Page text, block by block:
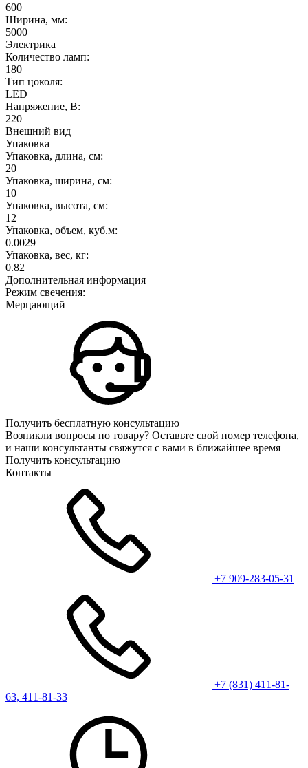
600
Ширина, мм:
5000
Электрика
Количество ламп:
180
Тип цоколя:
LED
Напряжение, В:
220
Внешний вид
Упаковка
Упаковка, длина, см:
20
Упаковка, ширина, см:
10
Упаковка, высота, см:
12
Упаковка, объем, куб.м:
0.0029
Упаковка, вес, кг:
0.82
Дополнительная информация
Режим свечения:
Мерцающий
Получить бесплатную консультацию
Возникли вопросы по товару? Оставьте свой номер телефона,
и наши консультанты свяжутся с вами в ближайшее время
Получить консультацию
Контакты
+7 909-283-05-31
+7 (831) 411-81-
63, 411-81-33